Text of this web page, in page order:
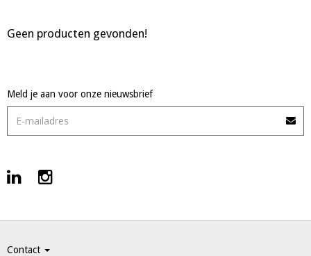
Geen producten gevonden!
Meld je aan voor onze nieuwsbrief
Contact